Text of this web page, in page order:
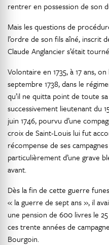
rentrer en possession de son
Mais les questions de
l’ordre de son fils aîné, inscrit
Claude Anglancier s’était
Volontaire en 1735, à 17 ans,
septembre 1738, dans le
qu’il ne quitta point de toute
successivement lieutenant du
juin 1746, pourvu d’une
croix de Saint-Louis lui fut
récompense de ses
particulièrement d’une grave
avant.
Dès la fin de cette guerre
« la guerre de sept ans », il
une pension de 600 livres le
ces trente années de
Bourgoin.